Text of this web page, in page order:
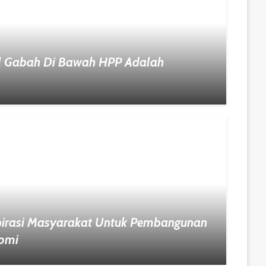
Gabah Di Bawah HPP Adalah
Masyarakat Untuk Pembangunan